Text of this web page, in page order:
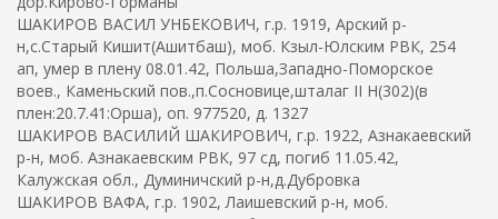
ШАКИРОВ ВАСИЛ УНБЕКОВИЧ, г.р. 1919, Арский р-
н,с.Старый Кишит(Ашитбаш), моб. Кзыл-Юлским РВК, 254
ап, умер в плену 08.01.42, Польша,Западно-Поморское
воев., Каменьский пов.,п.Сосновице,шталаг II H(302)(в
плен:20.7.41:Орша), оп. 977520, д. 1327
ШАКИРОВ ВАСИЛИЙ ШАКИРОВИЧ, г.р. 1922, Азнакаевский
р-н, моб. Азнакаевским РВК, 97 сд, погиб 11.05.42,
Калужская обл., Думиничский р-н,д.Дубровка
ШАКИРОВ ВАФА, г.р. 1902, Лаишевский р-н, моб.